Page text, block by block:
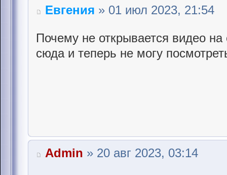
Евгения » 01 июл 2023, 21:54
Почему не открывается видео
сюда и теперь не могу
Admin » 20 авг 2023, 03:14